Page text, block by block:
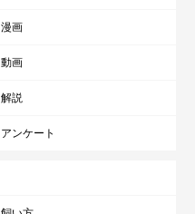
漫画
動画
解説
アンケート